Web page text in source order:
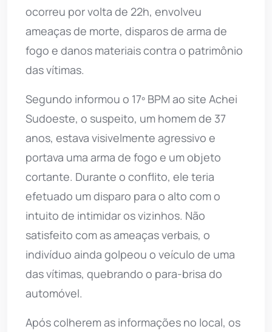
ocorreu por volta de 22h, envolveu
ameaças de morte, disparos de arma de
fogo e danos materiais contra o patrimônio
das vítimas.
Segundo informou o 17º BPM ao site Achei
Sudoeste, o suspeito, um homem de 37
anos, estava visivelmente agressivo e
portava uma arma de fogo e um objeto
cortante. Durante o conflito, ele teria
efetuado um disparo para o alto com o
intuito de intimidar os vizinhos. Não
satisfeito com as ameaças verbais, o
indivíduo ainda golpeou o veículo de uma
das vítimas, quebrando o para-brisa do
automóvel.
Após colherem as informações no local, os